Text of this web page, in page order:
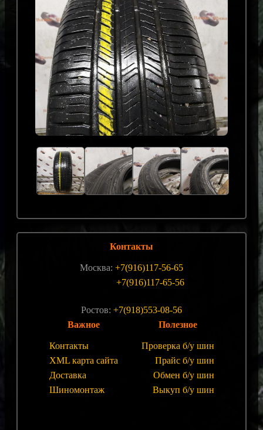
Контакты
Москва: +7(916)117-56-65
+7(916)117-65-56
Ростов: +7(918)553-08-56
Важное
Контакты
XML карта сайта
Доставка
Шиномонтаж
Полезное
Проверка б/у шин
Прайс б/у шин
Обмен б/у шин
Выкуп б/у шин